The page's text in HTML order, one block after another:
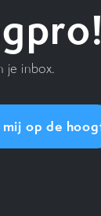
je inbox.